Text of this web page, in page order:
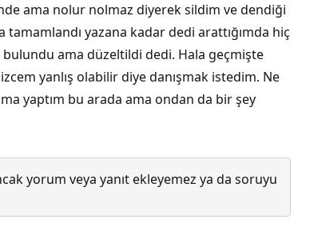
ama nolur nolmaz diyerek sildim ve dendiği
tamamlandı yazana kadar dedi arattığımda hiç
bulundu ama düzeltildi dedi. Hala geçmişte
yanlış olabilir diye danışmak istedim. Ne
yaptım bu arada ama ondan da bir şey
yorum veya yanıt ekleyemez ya da soruyu